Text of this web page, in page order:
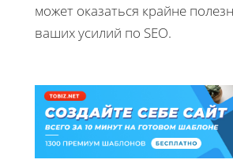
может оказаться крайне
ваших усилий по SEO.